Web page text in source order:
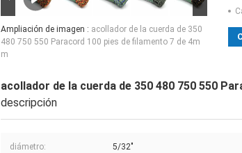
Ampliación de imagen : acollador de la cuerda de 350
480 750 550 Paracord 100 pies de filamento 7 de 4m
m
acollador de la cuerda de 350 480 750 550
descripción
diámetro: 5/32"